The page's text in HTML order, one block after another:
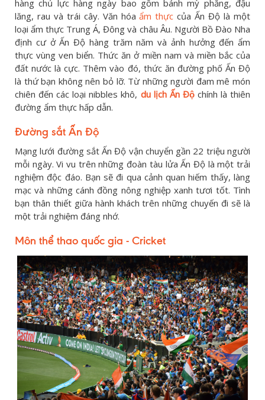
hàng chủ lực hàng ngày bao gồm bánh mỳ phẳng, đậu
lăng, rau và trái cây. Văn hóaẩm thực của Ấn Độ là một
loại ẩm thực Trung Á, Đông và châu Âu. Người Bồ Đào Nha
định cư ở Ấn Độ hàng trăm năm và ảnh hưởng đến ẩm
thực vùng ven biển. Thức ăn ở miền nam và miền bắc của
đất nước là cực. Thêm vào đó, thức ăn đường phố Ấn Độ
là thứ bạn không nên bỏ lỡ. Từ những người đam mê món
chiên đến các loại nibbles khô, du lịch Ấn Độchính là thiên
đường ẩm thực hấp dẫn.
Đường sắt Ấn Độ
Mạng lưới đường sắt Ấn Độ vận chuyển gần 22 triệu người
mỗi ngày. Vi vu trên những đoàn tàu lửa Ấn Độ là một trải
nghiệm độc đáo. Bạn sẽ đi qua cảnh quan hiếm thấy, làng
mạc và những cánh đồng nông nghiệp xanh tươi tốt. Tình
bạn thân thiết giữa hành khách trên những chuyến đi sẽ là
một trải nghiệm đáng nhớ.
Môn thể thao quốc gia - Cricket